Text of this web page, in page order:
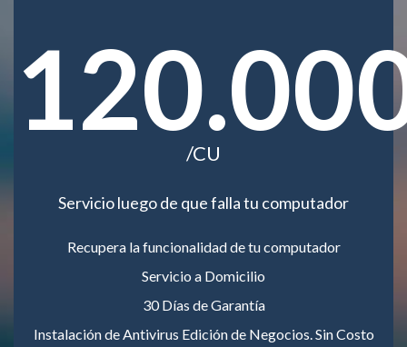
/CU
Servicio luego de que falla tu computador
Recupera la funcionalidad de tu computador
Servicio a Domicilio
30 Días de Garantía
Instalación de Antivirus Edición de Negocios. Sin Costo